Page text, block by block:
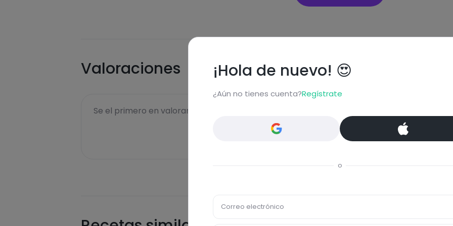
Valoraciones
Se el primero en valorar esta receta...
Comentar
¡Hola de nuevo! 😍
¿Aún no tienes cuenta?Regístrate
o
Correo electrónico